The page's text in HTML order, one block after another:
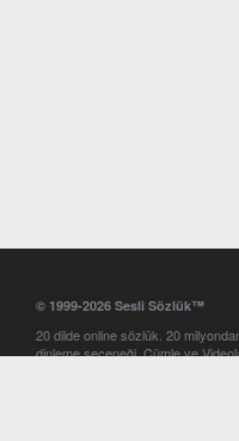
© 1999-2026 Sesli Sözlük™
20 dilde online sözlük. 20
dinleme seçeneği. Cümle ve